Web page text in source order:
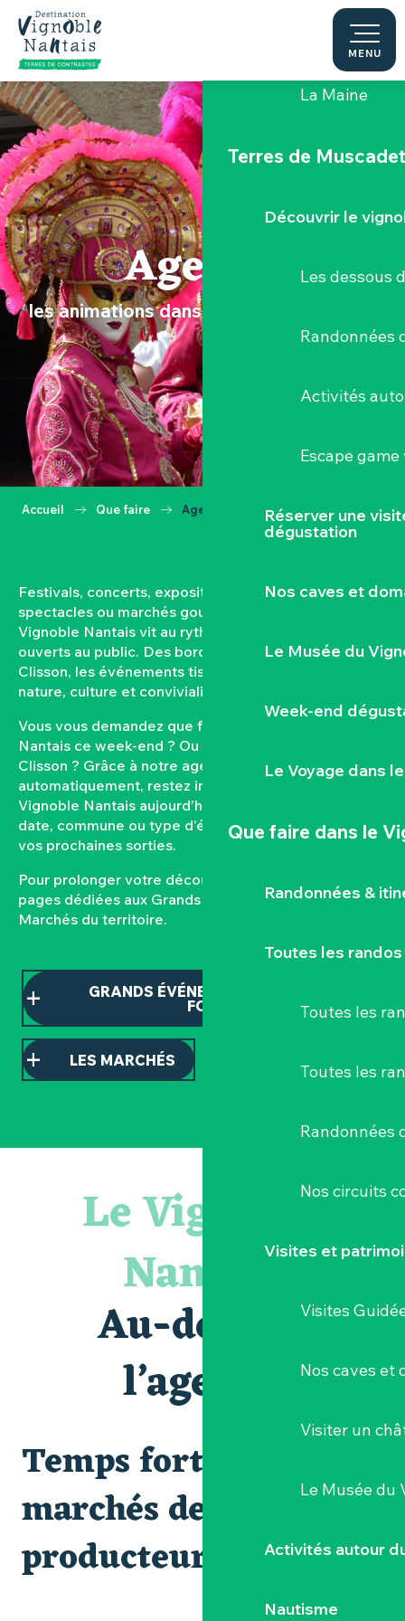
Aller
contenu
principal
MENU
Le "Porte-
La Maine
Terres de Muscadet
Découvrir le
Les dessous
Randonnées
Activités
Escape
Réserver une
dégustation
Nos caves et
Le Musée du
Week-end
Le Voyage dans
Que faire dans le
Randonnées &
Toutes les randos
Toutes les
Toutes les
Randonnées
Nos circuits
Visites et
Visites
Nos caves et
Visiter un
Le Musée du
Activités autour
Nautisme
Agenda
les animations dans le Vignoble Nantais
Accueil Que faire Agenda
Festivals, concerts, expositions, vendanges,
spectacles ou marchés gourmands… Toute l’année, le
Vignoble Nantais vit au rythme de ses rendez-vous
ouverts au public. Des bords de Loire aux coteaux de
Clisson, les événements tissent un lien fort entre
nature, culture et convivialité.
Vous vous demandez que faire dans le Vignoble
Nantais ce week-end ? Ou quel est l’agenda de
Clisson ? Grâce à notre agenda mis à jour
automatiquement, restez informés des sorties dans le
Vignoble Nantais aujourd’hui et à venir. Filtrez par
date, commune ou type d’événement pour composer
vos prochaines sorties.
Pour prolonger votre découverte, consultez nos
pages dédiées aux Grands événements et aux
Marchés du territoire.
GRANDS ÉVÉNEMENTS ET TEMPS
FORTS
LES MARCHÉS
Escapade en Muscadet au cœur du Vignoble Nantais
Visite guidée « Histoire d'un jardin pittoresque »
« Veduta, les palais oubliés d'Italie » Thomas Jorion
Le bleu dans tous ses états
Visites et dégustations
Escapade sensorielle pour enfants savants ....
Visite guidée « Au cœur de la forteresse »
Balade semi nocturne en canoë-kayak
Le Vignoble
Nantais
Au-delà de
l’agenda
Temps forts et
marchés de
producteurs